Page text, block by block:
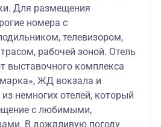
Для размещения
номера с
телевизором,
рабочей зоной. Отель
выставочного комплекса
ЖД вокзала и
немногих отелей, который
с любимыми,
В дождливую погоду